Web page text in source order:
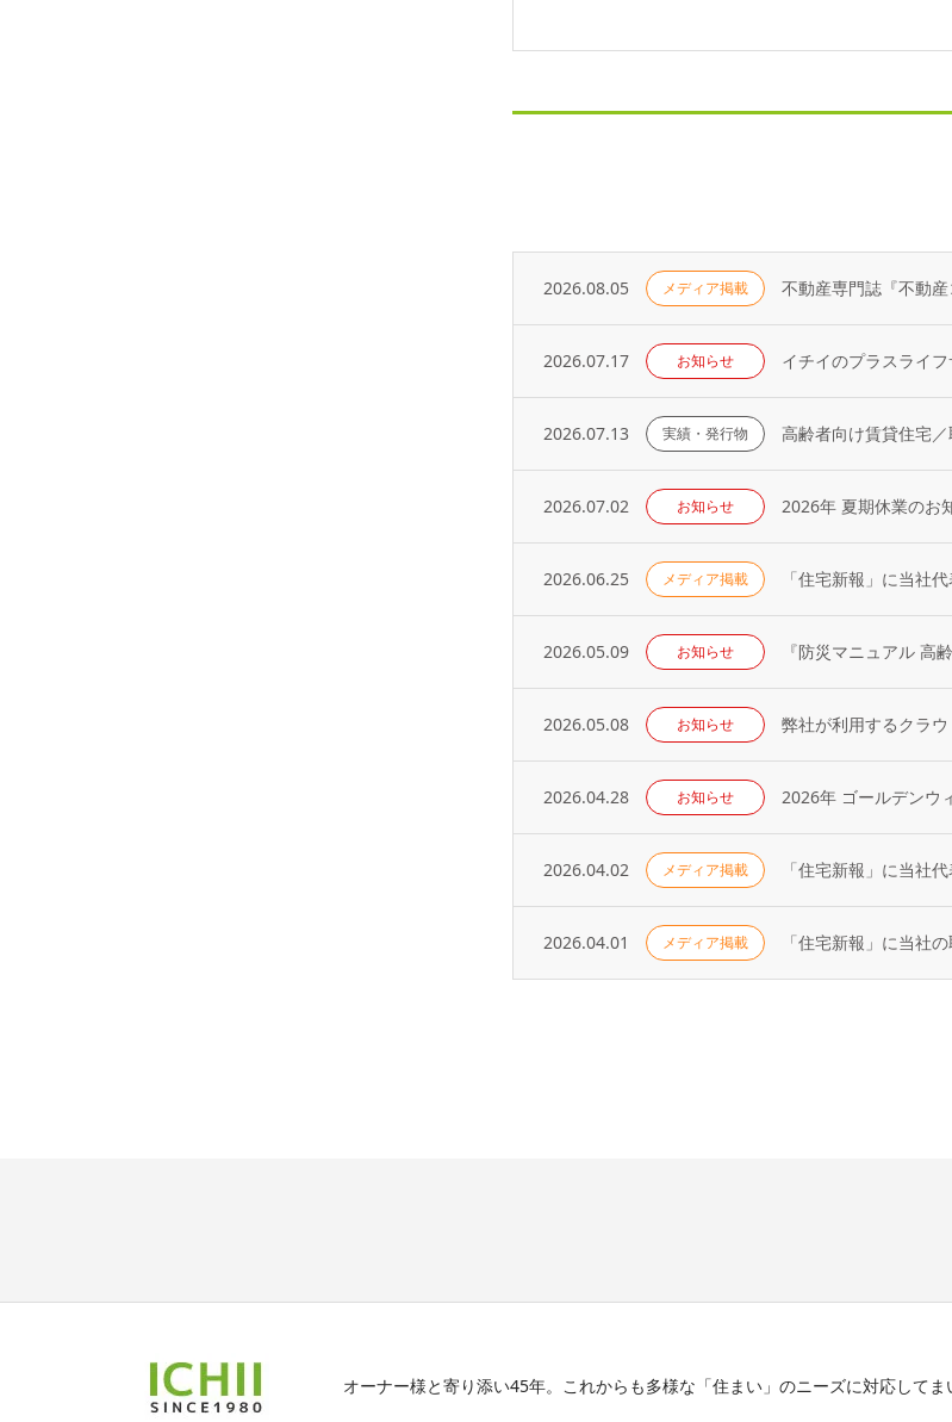
2026.08.05 メディア掲載
2026.07.17 お知らせ イチイのプラスライ
2026.07.13 実績・発行物 高齢者向け賃貸住宅／
2026.07.02 お知らせ 2026年 夏期休業のお
2026.06.25 メディア掲載 「住宅新報」に当社
2026.05.09 お知らせ 『防災マニュアル 高
2026.05.08 お知らせ 弊社が利用するクラ
2026.04.28 お知らせ 2026年 ゴールデンウ
2026.04.02 メディア掲載 「住宅新報」に当社
2026.04.01 メディア掲載 「住宅新報」に当社
オーナー様と寄り添い45年。これからも多様な「住まい」のニーズに対応してま